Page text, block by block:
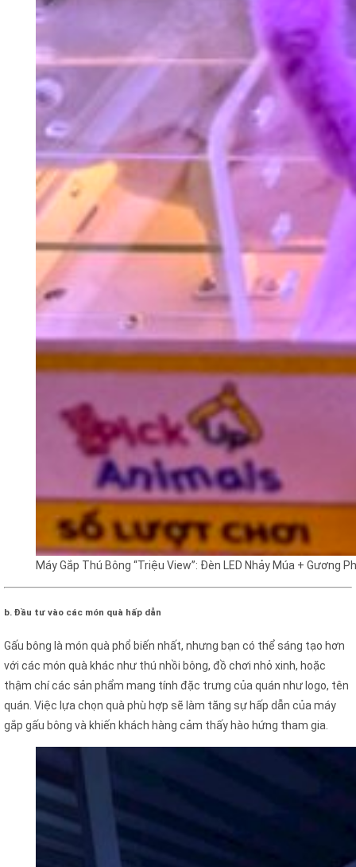
Máy Gắp Thú Bông “Triệu View”: Đèn LED Nhảy Múa + Gương
b. Đầu tư vào các món quà hấp dẫn
Gấu bông là món quà phổ biến nhất, nhưng bạn có thể sáng tạo hơn
với các món quà khác như thú nhồi bông, đồ chơi nhỏ xinh, hoặc
thậm chí các sản phẩm mang tính đặc trưng của quán như logo, tên
quán. Việc lựa chọn quà phù hợp sẽ làm tăng sự hấp dẫn của máy
gắp gấu bông và khiến khách hàng cảm thấy hào hứng tham gia.